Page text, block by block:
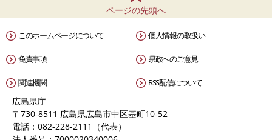
ページの先頭へ
このホームページについて 個人情報の取扱い
免責事項 県政へのご意見
関連機関 RSS配信について
広島県庁
〒730-8511 広島県広島市中区基町10-52
電話：082-228-2111（代表）